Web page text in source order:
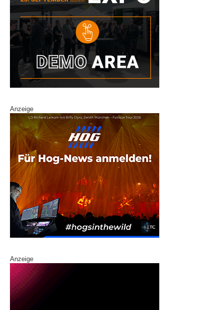
Anzeige
Anzeige